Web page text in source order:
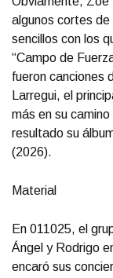
algunos cortes
sencillos con los
“Campo de
fueron canciones
Larregui, el
más en su
resultado su
(2026).
Material
En 011025, el
Ángel y Rodrigo
encaró sus